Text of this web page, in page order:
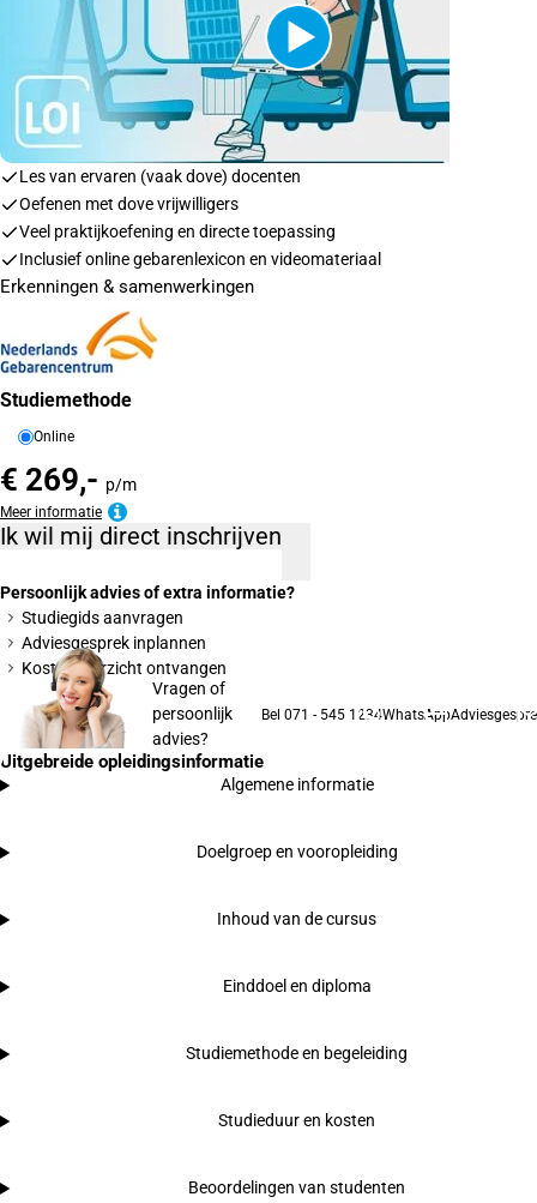
Les van ervaren (vaak dove) docenten
Oefenen met dove vrijwilligers
Veel praktijkoefening en directe toepassing
Inclusief online gebarenlexicon en videomateriaal
Erkenningen & samenwerkingen
Studiemethode
Online
€ 269,- p/m
Meer informatie
Ik wil mij direct inschrijven
Persoonlijk advies of extra informatie?
Studiegids aanvragen
Adviesgesprek inplannen
Kostenoverzicht ontvangen
Vragen of
persoonlijk
advies?
Bel 071 - 545 1234WhatsApp
Uitgebreide opleidingsinformatie
Algemene informatie
Doelgroep en vooropleiding
Inhoud van de cursus
Einddoel en diploma
Studiemethode en begeleiding
Studieduur en kosten
Beoordelingen van studenten